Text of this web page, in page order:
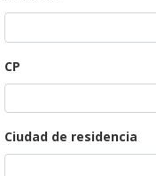
CP
Ciudad de residencia